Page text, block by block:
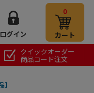
ログイン
0
カート
クイックオーダー
商品コード注文